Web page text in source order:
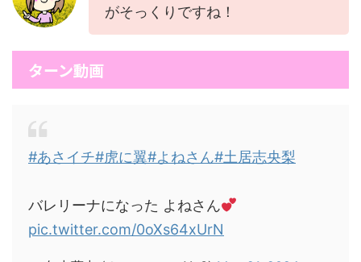
がそっくりですね！
ターン動画
#あさイチ#虎に翼#よねさん#土居志央梨
バレリーナになった よねさん
pic.twitter.com/0oXs64xUrN